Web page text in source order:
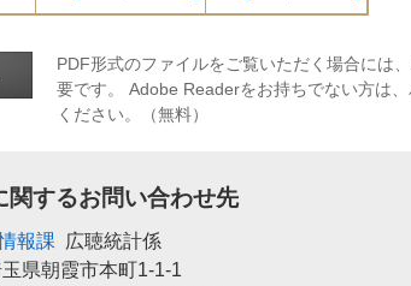
PDF形式のファイルをご覧いただく場合には
要です。
Adobe Readerをお持ちでない方は
ください。（無料）
関するお問い合わせ先
報課
広聴統計係
県朝霞市本町1-1-1